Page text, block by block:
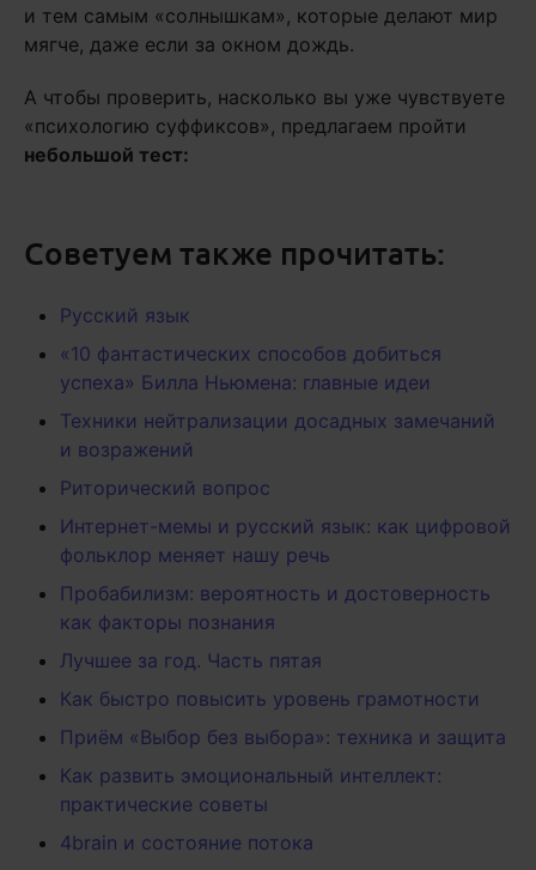
и тем самым «солнышкам», которые делают мир
мягче, даже если за окном дождь.
А чтобы проверить, насколько вы уже чувствуете
«психологию суффиксов», предлагаем пройти
небольшой тест:
Советуем также прочитать:
Русский язык
«10 фантастических способов добиться
успеха» Билла Ньюмена: главные идеи
Техники нейтрализации досадных замечаний
и возражений
Риторический вопрос
Интернет-мемы и русский язык: как цифровой
фольклор меняет нашу речь
Пробабилизм: вероятность и достоверность
как факторы познания
Лучшее за год. Часть пятая
Как быстро повысить уровень грамотности
Приём «Выбор без выбора»: техника и защита
Как развить эмоциональный интеллект:
практические советы
4brain и состояние потока